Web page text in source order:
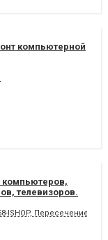
компьютерной
телевизоров.
ISHOP, Пересечение